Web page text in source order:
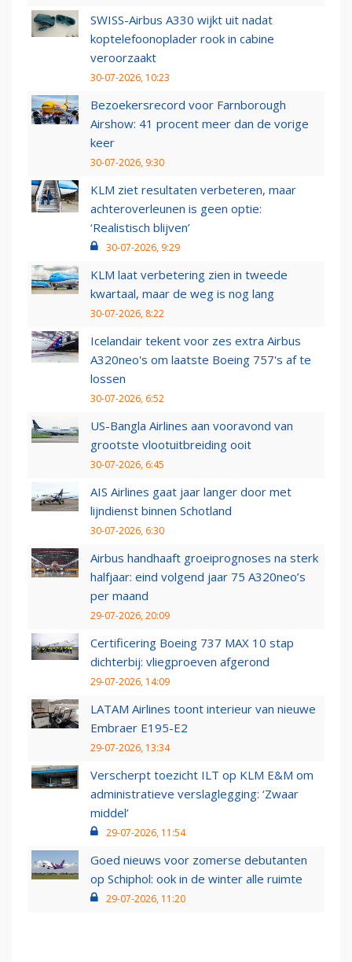
SWISS-Airbus A330 wijkt uit nadat
koptelefoonoplader rook in cabine
veroorzaakt
30-07-2026, 10:23
Bezoekersrecord voor Farnborough
Airshow: 41 procent meer dan de vorige
keer
30-07-2026, 9:30
KLM ziet resultaten verbeteren, maar
achteroverleunen is geen optie:
‘Realistisch blijven’
30-07-2026, 9:29
KLM laat verbetering zien in tweede
kwartaal, maar de weg is nog lang
30-07-2026, 8:22
Icelandair tekent voor zes extra Airbus
A320neo's om laatste Boeing 757's af te
lossen
30-07-2026, 6:52
US-Bangla Airlines aan vooravond van
grootste vlootuitbreiding ooit
30-07-2026, 6:45
AIS Airlines gaat jaar langer door met
lijndienst binnen Schotland
30-07-2026, 6:30
Airbus handhaaft groeiprognoses na sterk
halfjaar: eind volgend jaar 75 A320neo’s
per maand
29-07-2026, 20:09
Certificering Boeing 737 MAX 10 stap
dichterbij: vliegproeven afgerond
29-07-2026, 14:09
LATAM Airlines toont interieur van nieuwe
Embraer E195-E2
29-07-2026, 13:34
Verscherpt toezicht ILT op KLM E&M om
administratieve verslaglegging: ‘Zwaar
middel’
29-07-2026, 11:54
Goed nieuws voor zomerse debutanten
op Schiphol: ook in de winter alle ruimte
29-07-2026, 11:20